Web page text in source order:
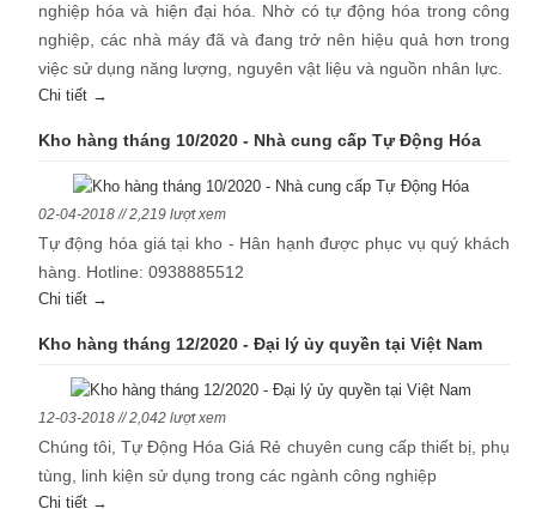
nghiệp hóa và hiện đại hóa. Nhờ có tự động hóa trong công
nghiệp, các nhà máy đã và đang trở nên hiệu quả hơn trong
việc sử dụng năng lượng, nguyên vật liệu và nguồn nhân lực.
Chi tiết →
Kho hàng tháng 10/2020 - Nhà cung cấp Tự Động Hóa
02-04-2018 // 2,219 lượt xem
Tự động hóa giá tại kho - Hân hạnh được phục vụ quý khách
hàng. Hotline: 0938885512
Chi tiết →
Kho hàng tháng 12/2020 - Đại lý ủy quyền tại Việt Nam
12-03-2018 // 2,042 lượt xem
Chúng tôi, Tự Động Hóa Giá Rẻ chuyên cung cấp thiết bị, phụ
tùng, linh kiện sử dụng trong các ngành công nghiệp
Chi tiết →